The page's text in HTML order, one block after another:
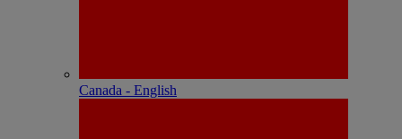
Canada - English